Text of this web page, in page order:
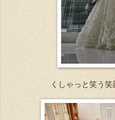
くしゃっと笑う笑